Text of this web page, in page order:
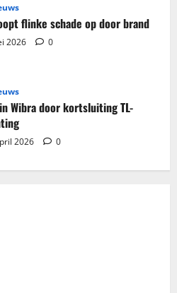
flinke schade op door brand
2026 0
Wibra door kortsluiting TL-
2026 0